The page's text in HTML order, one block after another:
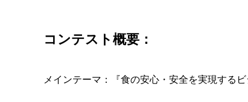
コンテスト概要：
メインテーマ：『食の安心・安全を実現するビ